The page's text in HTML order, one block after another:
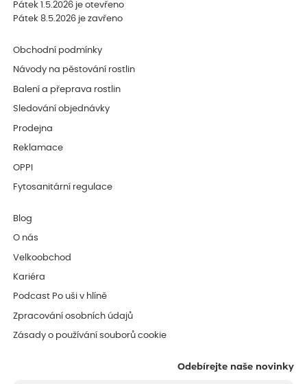
Pátek 1.5.2026 je otevřeno
Pátek 8.5.2026 je zavřeno
Obchodní podmínky
Návody na pěstování rostlin
Balení a přeprava rostlin
Sledování objednávky
Prodejna
Reklamace
OPPI
Fytosanitární regulace
Blog
O nás
Velkoobchod
Kariéra
Podcast Po uši v hlíně
Zpracování osobních údajů
Zásady o používání souborů cookie
Odebírejte naše novinky